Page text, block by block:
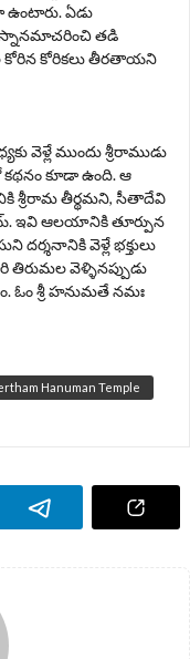
ఉంటారు. ఏడు
స్నానమాచరించి తడి
కోరిన కోరికలు తీరతాయని
ముందు శ్రీరాముడు
కూడా ఉంది. ఆ
శ్రీరామ తీర్థమని, సీతాదేవి
ఇవి ఆలయానికి తూర్పున
వెళ్లే భక్తులు
వెళ్ళినప్పుడు
ఓం శ్రీ హనుమతే నమః
Hanuman Temple